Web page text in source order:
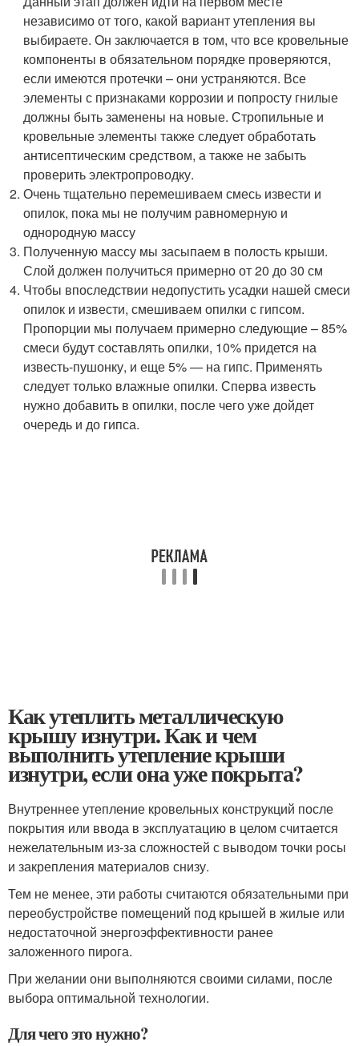
независимо от того, какой вариант утепления вы
выбираете. Он заключается в том, что все кровельные
компоненты в обязательном порядке проверяются,
если имеются протечки – они устраняются. Все
элементы с признаками коррозии и попросту гнилые
должны быть заменены на новые. Стропильные и
кровельные элементы также следует обработать
антисептическим средством, а также не забыть
проверить электропроводку.
Очень тщательно перемешиваем смесь извести и
опилок, пока мы не получим равномерную и
однородную массу
Полученную массу мы засыпаем в полость крыши.
Слой должен получиться примерно от 20 до 30 см
Чтобы впоследствии недопустить усадки нашей смеси
опилок и извести, смешиваем опилки с гипсом.
Пропорции мы получаем примерно следующие – 85%
смеси будут составлять опилки, 10% придется на
известь-пушонку, и еще 5% — на гипс. Применять
следует только влажные опилки. Сперва известь
нужно добавить в опилки, после чего уже дойдет
очередь и до гипса.
Как утеплить металлическую
крышу изнутри. Как и чем
выполнить утепление крыши
изнутри, если она уже покрыта?
Внутреннее утепление кровельных конструкций после
покрытия или ввода в эксплуатацию в целом считается
нежелательным из-за сложностей с выводом точки росы
и закрепления материалов снизу.
Тем не менее, эти работы считаются обязательными при
переобустройстве помещений под крышей в жилые или
недостаточной энергоэффективности ранее
заложенного пирога.
При желании они выполняются своими силами, после
выбора оптимальной технологии.
Для чего это нужно?